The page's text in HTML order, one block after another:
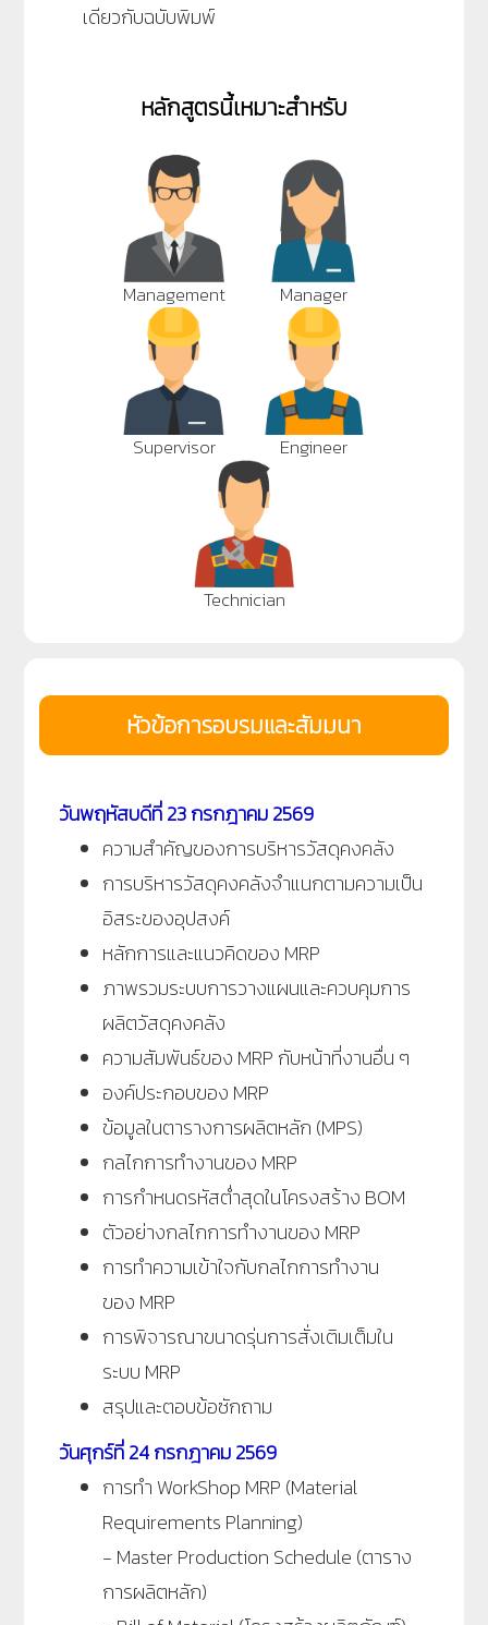
เดียวกับฉบับพิมพ์
หลักสูตรนี้เหมาะสำหรับ
Management Manager
Supervisor Engineer
Technician
หัวข้อการอบรมและสัมมนา
วันพฤหัสบดีที่ 23 กรกฎาคม 2569
ความสำคัญของการบริหารวัสดุคงคลัง
การบริหารวัสดุคงคลังจำแนกตามความเป็น
อิสระของอุปสงค์
หลักการและแนวคิดของ MRP
ภาพรวมระบบการวางแผนและควบคุมการ
ผลิตวัสดุคงคลัง
ความสัมพันธ์ของ MRP กับหน้าที่งานอื่น ๆ
องค์ประกอบของ MRP
ข้อมูลในตารางการผลิตหลัก (MPS)
กลไกการทำงานของ MRP
การกำหนดรหัสต่ำสุดในโครงสร้าง BOM
ตัวอย่างกลไกการทำงานของ MRP
การทำความเข้าใจกับกลไกการทำงาน
ของ MRP
การพิจารณาขนาดรุ่นการสั่งเติมเต็มใน
ระบบ MRP
สรุปและตอบข้อซักถาม
วันศุกร์ที่ 24 กรกฎาคม 2569
การทำ WorkShop MRP (Material
Requirements Planning)
- Master Production Schedule (ตาราง
การผลิตหลัก)